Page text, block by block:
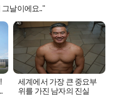
그날이에요.."
세계에서 가장 큰 중요부
위를 가진 남자의 진실